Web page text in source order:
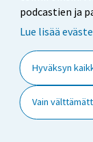
podcastien ja
Lue lisää
Hyväksyn
Vain
Tietoa